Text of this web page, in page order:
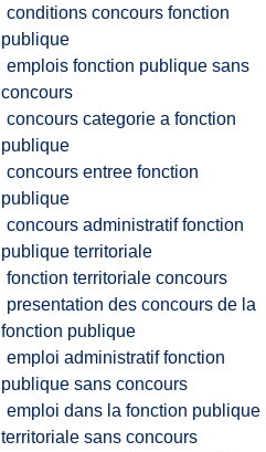
conditions concours fonction
publique
emplois fonction publique sans
concours
concours categorie a fonction
publique
concours entree fonction
publique
concours administratif fonction
publique territoriale
fonction territoriale concours
presentation des concours de la
fonction publique
emploi administratif fonction
publique sans concours
emploi dans la fonction publique
territoriale sans concours